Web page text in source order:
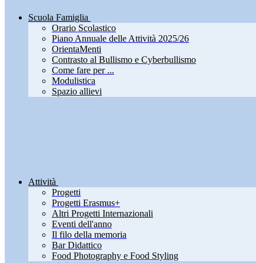
Scuola Famiglia
Orario Scolastico
Piano Annuale delle Attività 2025/26
OrientaMenti
Contrasto al Bullismo e Cyberbullismo
Come fare per ...
Modulistica
Spazio allievi
Attività
Progetti
Progetti Erasmus+
Altri Progetti Internazionali
Eventi dell'anno
Il filo della memoria
Bar Didattico
Food Photography e Food Styling